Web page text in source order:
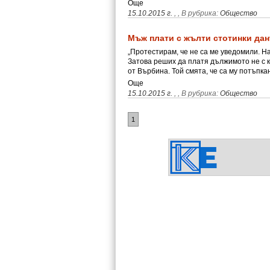
15.10.2015 г. , , В рубрика: Общество
Още
Мъж плати с жълти стотинки
„Протестирам, че не са ме уведомили.
Затова реших да платя дължимото не с
от Върбина. Той смята, че са му
15.10.2015 г. , , В рубрика: Общество
Още
1